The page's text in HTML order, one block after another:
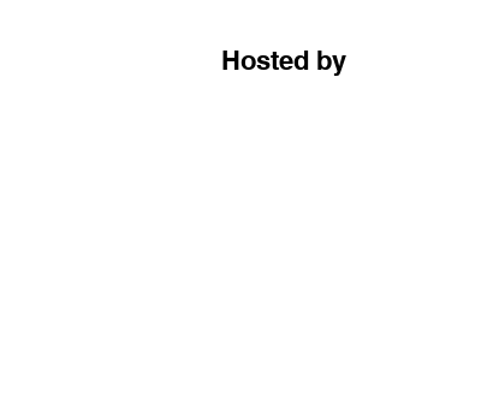
Hosted by